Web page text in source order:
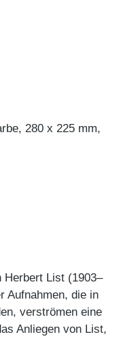
280 x 225 mm,
Herbert List (1903–
Aufnahmen, die in
verströmen eine
Anliegen von List,